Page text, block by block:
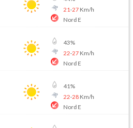
21-27Km/h
Nord E
43%
22-27Km/h
Nord E
41%
22-28Km/h
Nord E